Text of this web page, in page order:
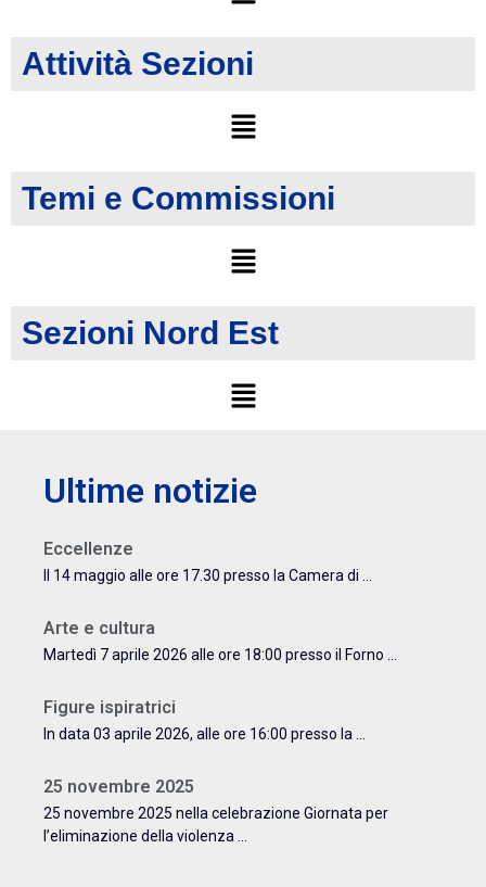
Attività Sezioni
Temi e Commissioni
Sezioni Nord Est
Ultime notizie
Eccellenze
Il 14 maggio alle ore 17.30 presso la Camera di ...
Arte e cultura
Martedì 7 aprile 2026 alle ore 18:00 presso il Forno ...
Figure ispiratrici
In data 03 aprile 2026, alle ore 16:00 presso la ...
25 novembre 2025
25 novembre 2025 nella celebrazione Giornata per
l’eliminazione della violenza ...